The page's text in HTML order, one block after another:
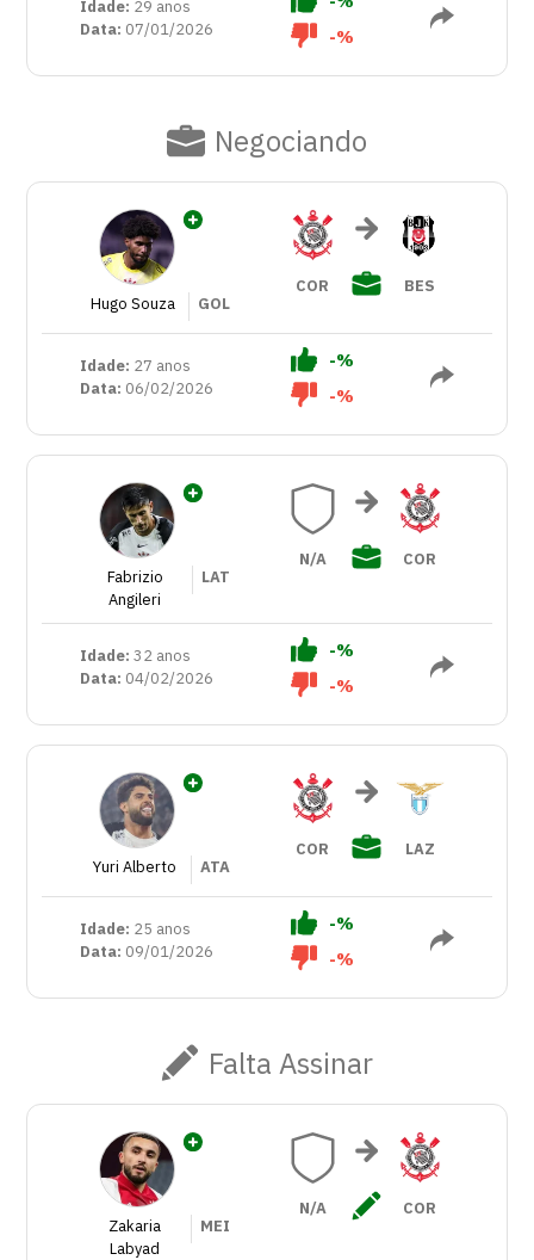
Idade: 29 anos
Data: 07/01/2026
-%
Negociando
Hugo Souza GOL
COR BES
Idade: 27 anos
Data: 06/02/2026
-%
-%
Fabrizio
Angileri
LAT
N/A COR
Idade: 32 anos
Data: 04/02/2026
-%
-%
Yuri Alberto ATA
COR LAZ
Idade: 25 anos
Data: 09/01/2026
-%
-%
Falta Assinar
Zakaria
Labyad
MEI
N/A COR